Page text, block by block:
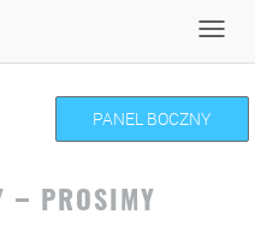
PANEL BOCZNY
– PROSIMY